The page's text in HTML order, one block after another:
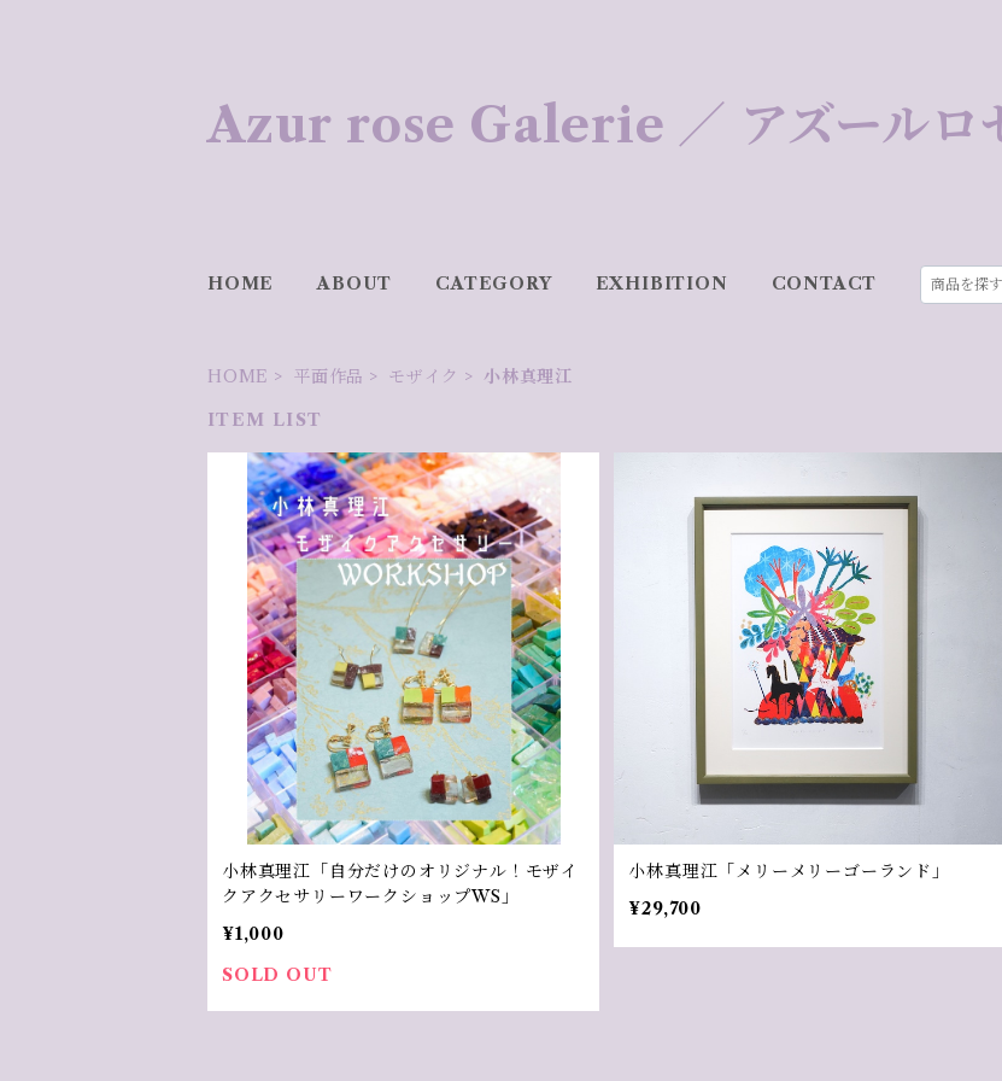
Azur rose Galerie ／ アズールロ
HOME ABOUT CATEGORY EXHIBITION CONTACT
HOME 平面作品 モザイク
小林真理江
ITEM LIST
小林真理江「自分だけのオリジナル！モザイ
クアクセサリーワークショップWS」
¥1,000
SOLD OUT
小林真理江「メリーメリーゴーランド」
¥29,700